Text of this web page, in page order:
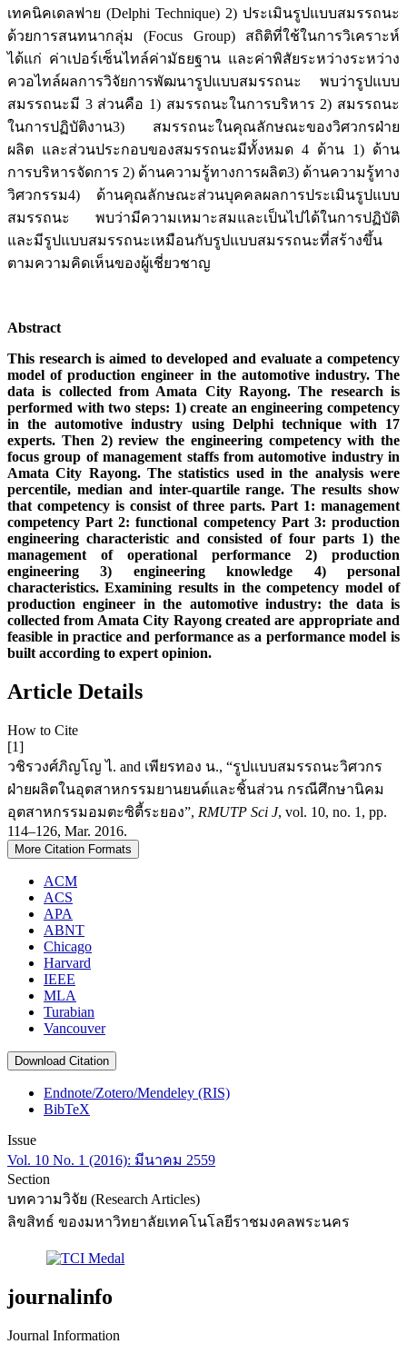
เทคนิคเดลฟาย (Delphi Technique) 2) ประเมินรูปแบบสมรรถนะ
ด้วยการสนทนากลุ่ม (Focus Group) สถิติที่ใช้ในการวิเคราะห์
ได้แก่ ค่าเปอร์เซ็นไทล์ค่ามัธยฐาน และค่าพิสัยระหว่างระหว่าง
ควอไทล์ผลการวิจัยการพัฒนารูปแบบสมรรถนะ พบว่ารูปแบบ
สมรรถนะมี 3 ส่วนคือ 1) สมรรถนะในการบริหาร 2) สมรรถนะ
ในการปฏิบัติงาน3) สมรรถนะในคุณลักษณะของวิศวกรฝ่าย
ผลิต และส่วนประกอบของสมรรถนะมีทั้งหมด 4 ด้าน 1) ด้าน
การบริหารจัดการ 2) ด้านความรู้ทางการผลิต3) ด้านความรู้ทาง
วิศวกรรม4) ด้านคุณลักษณะส่วนบุคคลผลการประเมินรูปแบบ
สมรรถนะ พบว่ามีความเหมาะสมและเป็นไปได้ในการปฏิบัติ
และมีรูปแบบสมรรถนะเหมือนกับรูปแบบสมรรถนะที่สร้างขึ้น
ตามความคิดเห็นของผู้เชี่ยวชาญ
Abstract
This research is aimed to developed and evaluate a competency
model of production engineer in the automotive industry. The
data is collected from Amata City Rayong. The research is
performed with two steps: 1) create an engineering competency
in the automotive industry using Delphi technique with 17
experts. Then 2) review the engineering competency with the
focus group of management staffs from automotive industry in
Amata City Rayong. The statistics used in the analysis were
percentile, median and inter-quartile range. The results show
that competency is consist of three parts. Part 1: management
competency Part 2: functional competency Part 3: production
engineering characteristic and consisted of four parts 1) the
management of operational performance 2) production
engineering 3) engineering knowledge 4) personal
characteristics. Examining results in the competency model of
production engineer in the automotive industry: the data is
collected from Amata City Rayong created are appropriate and
feasible in practice and performance as a performance model is
built according to expert opinion.
Article Details
How to Cite
[1]
วชิรวงศ์ภิญโญ ไ. and เพียรทอง น., “รูปแบบสมรรถนะวิศวกร
ฝ่ายผลิตในอุตสาหกรรมยานยนต์และชิ้นส่วน กรณีศึกษานิคม
อุตสาหกรรมอมตะซิตี้ระยอง”, RMUTP Sci J, vol. 10, no. 1, pp.
114–126, Mar. 2016.
More Citation Formats
ACM
ACS
APA
ABNT
Chicago
Harvard
IEEE
MLA
Turabian
Vancouver
Download Citation
Endnote/Zotero/Mendeley (RIS)
BibTeX
Issue
Vol. 10 No. 1 (2016): มีนาคม 2559
Section
บทความวิจัย (Research Articles)
ลิขสิทธ์ ของมหาวิทยาลัยเทคโนโลยีราชมงคลพระนคร
journalinfo
Journal Information